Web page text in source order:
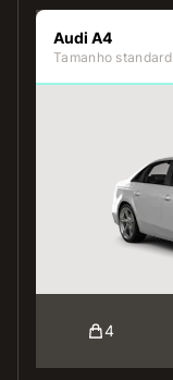
Audi A4
Tamanho standard
4